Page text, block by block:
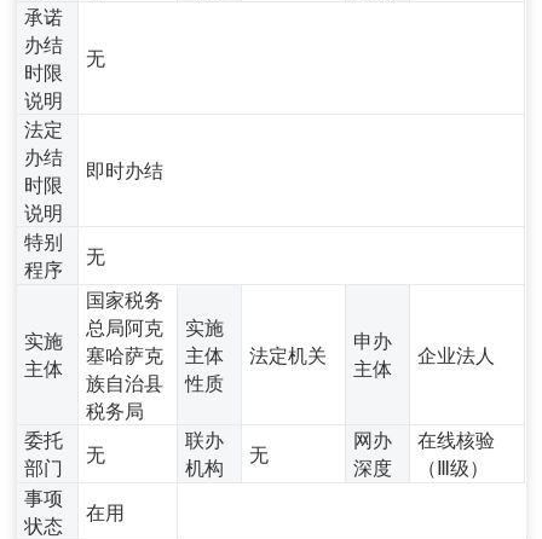
承诺
办结
时限
说明
无
法定
办结
时限
说明
即时办结
特别
程序
无
实施
主体
国家税务
总局阿克
塞哈萨克
族自治县
税务局
实施
主体
性质
法定机关
申办
主体
企业法人
委托
部门
无
联办
机构
无
网办
深度
在线核验
（Ⅲ级）
事项
状态
在用